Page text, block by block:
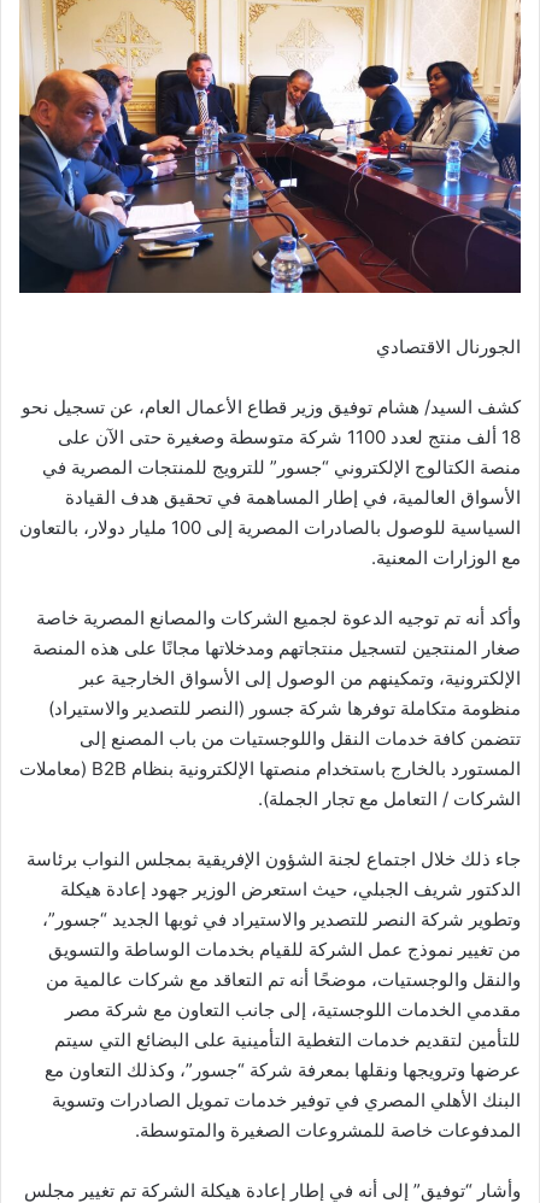
الجورنال الاقتصادي
كشف السيد/ هشام توفيق وزير قطاع الأعمال العام، عن تسجيل نحو
18 ألف منتج لعدد 1100 شركة متوسطة وصغيرة حتى الآن على
منصة الكتالوج الإلكتروني “جسور” للترويج للمنتجات المصرية في
الأسواق العالمية، في إطار المساهمة في تحقيق هدف القيادة
السياسية للوصول بالصادرات المصرية إلى 100 مليار دولار، بالتعاون
مع الوزارات المعنية.
وأكد أنه تم توجيه الدعوة لجميع الشركات والمصانع المصرية خاصة
صغار المنتجين لتسجيل منتجاتهم ومدخلاتها مجانًا على هذه المنصة
الإلكترونية، وتمكينهم من الوصول إلى الأسواق الخارجية عبر
منظومة متكاملة توفرها شركة جسور (النصر للتصدير والاستيراد)
تتضمن كافة خدمات النقل واللوجستيات من باب المصنع إلى
المستورد بالخارج باستخدام منصتها الإلكترونية بنظام B2B (معاملات
الشركات / التعامل مع تجار الجملة).
جاء ذلك خلال اجتماع لجنة الشؤون الإفريقية بمجلس النواب برئاسة
الدكتور شريف الجبلي، حيث استعرض الوزير جهود إعادة هيكلة
وتطوير شركة النصر للتصدير والاستيراد في ثوبها الجديد “جسور”،
من تغيير نموذج عمل الشركة للقيام بخدمات الوساطة والتسويق
والنقل والوجستيات، موضحًا أنه تم التعاقد مع شركات عالمية من
مقدمي الخدمات اللوجستية، إلى جانب التعاون مع شركة مصر
للتأمين لتقديم خدمات التغطية التأمينية على البضائع التي سيتم
عرضها وترويجها ونقلها بمعرفة شركة “جسور”، وكذلك التعاون مع
البنك الأهلي المصري في توفير خدمات تمويل الصادرات وتسوية
المدفوعات خاصة للمشروعات الصغيرة والمتوسطة.
وأشار “توفيق” إلى أنه في إطار إعادة هيكلة الشركة تم تغيير مجلس